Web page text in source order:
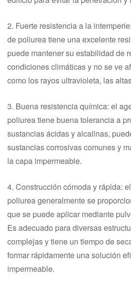
2. Fuerte resistencia a la
de poliurea tiene una excelente
puede mantener su estabilidad de
condiciones climáticas y no se ve
como los rayos ultravioleta, las
3. Buena resistencia química: el
poliurea tiene buena tolerancia a
sustancias ácidas y alcalinas,
sustancias corrosivas comunes y
la capa impermeable.
4. Construcción cómoda y rápida:
poliurea generalmente se
que se puede aplicar mediante
Es adecuado para diversas
complejas y tiene un tiempo de
formar rápidamente una solución
impermeable.